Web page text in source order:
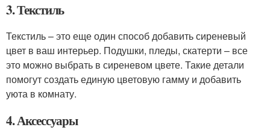
3. Текстиль
Текстиль – это еще один способ добавить сиреневый
цвет в ваш интерьер. Подушки, пледы, скатерти – все
это можно выбрать в сиреневом цвете. Такие детали
помогут создать единую цветовую гамму и добавить
уюта в комнату.
4. Аксессуары